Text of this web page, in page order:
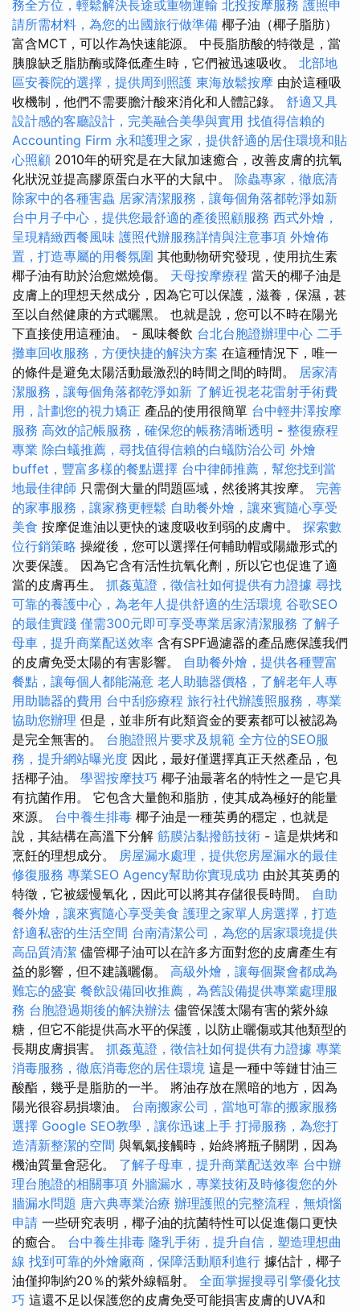
務全方位，輕鬆解決長途或重物運輸 北投按摩服務 護照申
請所需材料，為您的出國旅行做準備 椰子油（椰子脂肪）
富含MCT，可以作為快速能源。 中長脂肪酸的特徵是，當
胰腺缺乏脂肪酶或降低產生時，它們被迅速吸收。 北部地
區安養院的選擇，提供周到照護 東海放鬆按摩 由於這種吸
收機制，他們不需要膽汁酸來消化和人體記錄。 舒適又具
設計感的客廳設計，完美融合美學與實用 找值得信賴的
Accounting Firm 永和護理之家，提供舒適的居住環境和貼
心照顧 2010年的研究是在大鼠加速癒合，改善皮膚的抗氧
化狀況並提高膠原蛋白水平的大鼠中。 除蟲專家，徹底清
除家中的各種害蟲 居家清潔服務，讓每個角落都乾淨如新
台中月子中心，提供您最舒適的產後照顧服務 西式外燴，
呈現精緻西餐風味 護照代辦服務詳情與注意事項 外燴佈
置，打造專屬的用餐氛圍 其他動物研究發現，使用抗生素
椰子油有助於治愈燃燒傷。 天母按摩療程 當天的椰子油是
皮膚上的理想天然成分，因為它可以保護，滋養，保濕，甚
至以自然健康的方式曬黑。 也就是說，您可以不時在陽光
下直接使用這種油。 - 風味餐飲 台北台胞證辦理中心 二手
攤車回收服務，方便快捷的解決方案 在這種情況下，唯一
的條件是避免太陽活動最激烈的時間之間的時間。 居家清
潔服務，讓每個角落都乾淨如新 了解近視老花雷射手術費
用，計劃您的視力矯正 產品的使用很簡單 台中輕井澤按摩
服務 高效的記帳服務，確保您的帳務清晰透明 - 整復療程
專業 除白蟻推薦，尋找值得信賴的白蟻防治公司 外燴
buffet，豐富多樣的餐點選擇 台中律師推薦，幫您找到當
地最佳律師 只需倒大量的問題區域，然後將其按摩。 完善
的家事服務，讓家務更輕鬆 自助餐外燴，讓來賓隨心享受
美食 按摩促進油以更快的速度吸收到弱的皮膚中。 探索數
位行銷策略 操縱後，您可以選擇任何輔助帽或陽繖形式的
次要保護。 因為它含有活性抗氧化劑，所以它也促進了適
當的皮膚再生。 抓姦蒐證，徵信社如何提供有力證據 尋找
可靠的養護中心，為老年人提供舒適的生活環境 谷歌SEO
的最佳實踐 僅需300元即可享受專業居家清潔服務 了解子
母車，提升商業配送效率 含有SPF過濾器的產品應保護我們
的皮膚免受太陽的有害影響。 自助餐外燴，提供各種豐富
餐點，讓每個人都能滿意 老人助聽器價格，了解老年人專
用助聽器的費用 台中刮痧療程 旅行社代辦護照服務，專業
協助您辦理 但是，並非所有此類資金的要素都可以被認為
是完全無害的。 台胞證照片要求及規範 全方位的SEO服
務，提升網站曝光度 因此，最好僅選擇真正天然產品，包
括椰子油。 學習按摩技巧 椰子油最著名的特性之一是它具
有抗菌作用。 它包含大量飽和脂肪，使其成為極好的能量
來源。 台中養生排毒 椰子油是一種英勇的穩定，也就是
說，其結構在高溫下分解 筋膜沾黏撥筋技術 - 這是烘烤和
烹飪的理想成分。 房屋漏水處理，提供您房屋漏水的最佳
修復服務 專業SEO Agency幫助你實現成功 由於其英勇的
特徵，它被緩慢氧化，因此可以將其存儲很長時間。 自助
餐外燴，讓來賓隨心享受美食 護理之家單人房選擇，打造
舒適私密的生活空間 台南清潔公司，為您的居家環境提供
高品質清潔 儘管椰子油可以在許多方面對您的皮膚產生有
益的影響，但不建議曬傷。 高級外燴，讓每個聚會都成為
難忘的盛宴 餐飲設備回收推薦，為舊設備提供專業處理服
務 台胞證過期後的解決辦法 儘管保護太陽有害的紫外線
糖，但它不能提供高水平的保護，以防止曬傷或其他類型的
長期皮膚損害。 抓姦蒐證，徵信社如何提供有力證據 專業
消毒服務，徹底消毒您的居住環境 這是一種中等鏈甘油三
酸酯，幾乎是脂肪的一半。 將油存放在黑暗的地方，因為
陽光很容易損壞油。 台南搬家公司，當地可靠的搬家服務
選擇 Google SEO教學，讓你迅速上手 打掃服務，為您打
造清新整潔的空間 與氧氣接觸時，始終將瓶子關閉，因為
機油質量會惡化。 了解子母車，提升商業配送效率 台中辦
理台胞證的相關事項 外牆漏水，專業技術及時修復您的外
牆漏水問題 唐六典專業治療 辦理護照的完整流程，無煩惱
申請 一些研究表明，椰子油的抗菌特性可以促進傷口更快
的癒合。 台中養生排毒 隆乳手術，提升自信，塑造理想曲
線 找到可靠的外燴廠商，保障活動順利進行 據估計，椰子
油僅抑制約20％的紫外線輻射。 全面掌握搜尋引擎優化技
巧 這還不足以保護您的皮膚免受可能損害皮膚的UVA和